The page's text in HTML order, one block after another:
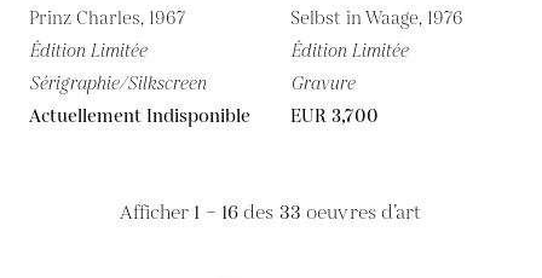
Prinz Charles, 1967
Édition Limitée
Sérigraphie/Silkscreen
Actuellement Indisponible
Selbst in Waage, 1976
Édition Limitée
Gravure
EUR 3,700
Afficher 1 – 16 des 33 oeuvres d’art